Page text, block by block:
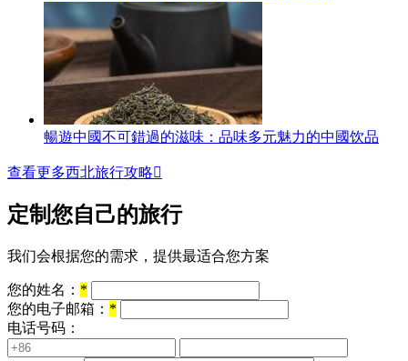
暢遊中國不可錯過的滋味：品味多元魅力的中國饮品
查看更多西北旅行攻略
定制您自己的旅行
我们会根据您的需求，提供最适合您方案
您的姓名： *
您的电子邮箱： *
电话号码：